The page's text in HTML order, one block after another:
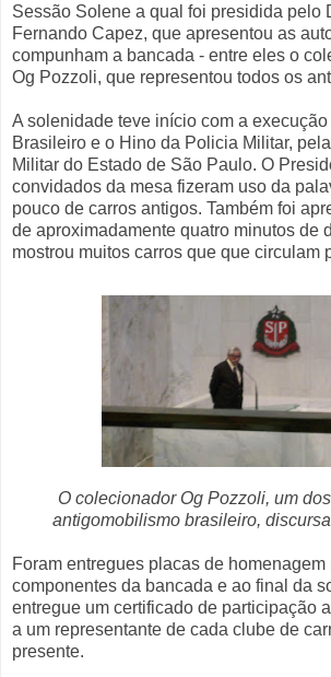
Sessão Solene a qual foi presidida pelo
Fernando Capez, que apresentou as
compunham a bancada - entre eles o
Og Pozzoli, que representou todos os
A solenidade teve início com a
Brasileiro e o Hino da Policia Militar,
Militar do Estado de São Paulo. O
convidados da mesa fizeram uso da
pouco de carros antigos. Também foi
de aproximadamente quatro minutos de
mostrou muitos carros que que circulam
O colecionador Og Pozzoli, um
antigomobilismo brasileiro,
Foram entregues placas de
componentes da bancada e ao final da
entregue um certificado de participação
a um representante de cada clube de
presente.